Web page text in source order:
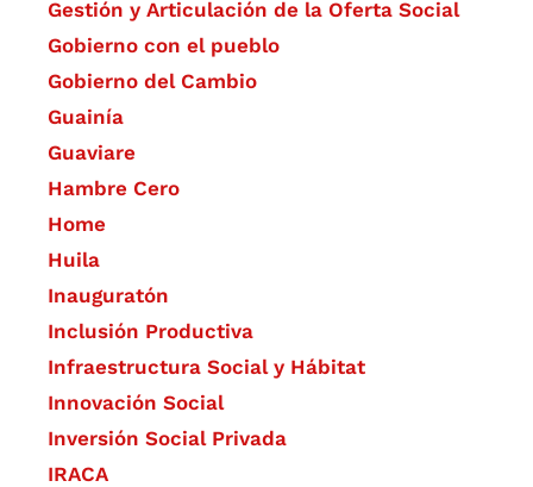
Gestión y Articulación de la Oferta Social
Gobierno con el pueblo
Gobierno del Cambio
Guainía
Guaviare
Hambre Cero
Home
Huila
Inauguratón
Inclusión Productiva
Infraestructura Social y Hábitat
​Innovación Social
Inversión Social Privada
IRACA